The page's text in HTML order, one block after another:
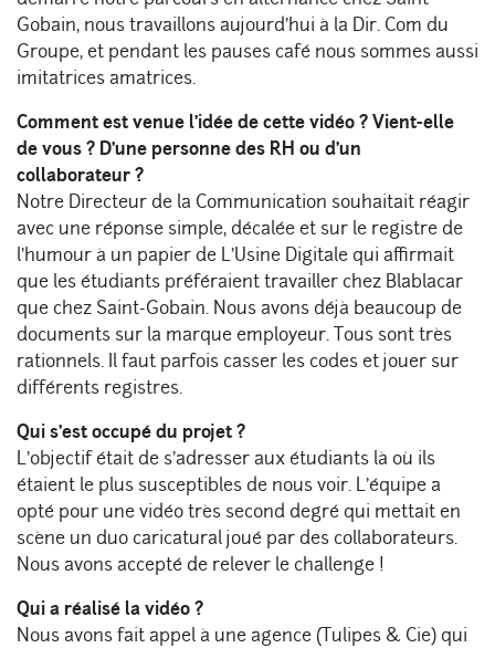
Gobain, nous travaillons aujourd’hui à la Dir. Com du
Groupe, et pendant les pauses café nous sommes aussi
imitatrices amatrices.
Comment est venue l’idée de cette vidéo ? Vient-elle
de vous ? D’une personne des RH ou d’un
collaborateur ?
Notre Directeur de la Communication souhaitait réagir
avec une réponse simple, décalée et sur le registre de
l’humour à un papier de L’Usine Digitale qui affirmait
que les étudiants préféraient travailler chez Blablacar
que chez Saint-Gobain. Nous avons déjà beaucoup de
documents sur la marque employeur. Tous sont très
rationnels. Il faut parfois casser les codes et jouer sur
différents registres.
Qui s’est occupé du projet ?
L’objectif était de s’adresser aux étudiants là où ils
étaient le plus susceptibles de nous voir. L’équipe a
opté pour une vidéo très second degré qui mettait en
scène un duo caricatural joué par des collaborateurs.
Nous avons accepté de relever le challenge !
Qui a réalisé la vidéo ?
Nous avons fait appel à une agence (Tulipes & Cie) qui